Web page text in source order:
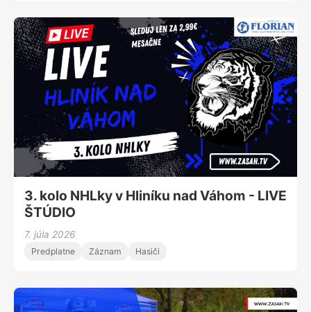
3. kolo NHLky v Hliníku nad Váhom - LIVE
ŠTÚDIO
7. júla 2026
Predplatne Záznam Hasiči